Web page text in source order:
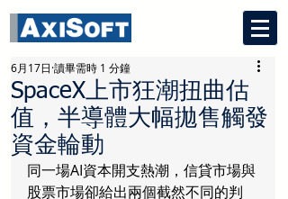
SpaceX上市狂潮扭曲估
值，半導體大幅拋售觸發
資金輪動
6月17日 讀畢需時 1 分鐘
同一場AI資本開支熱潮，信貸市場與
股票市場卻給出兩個截然不同的判